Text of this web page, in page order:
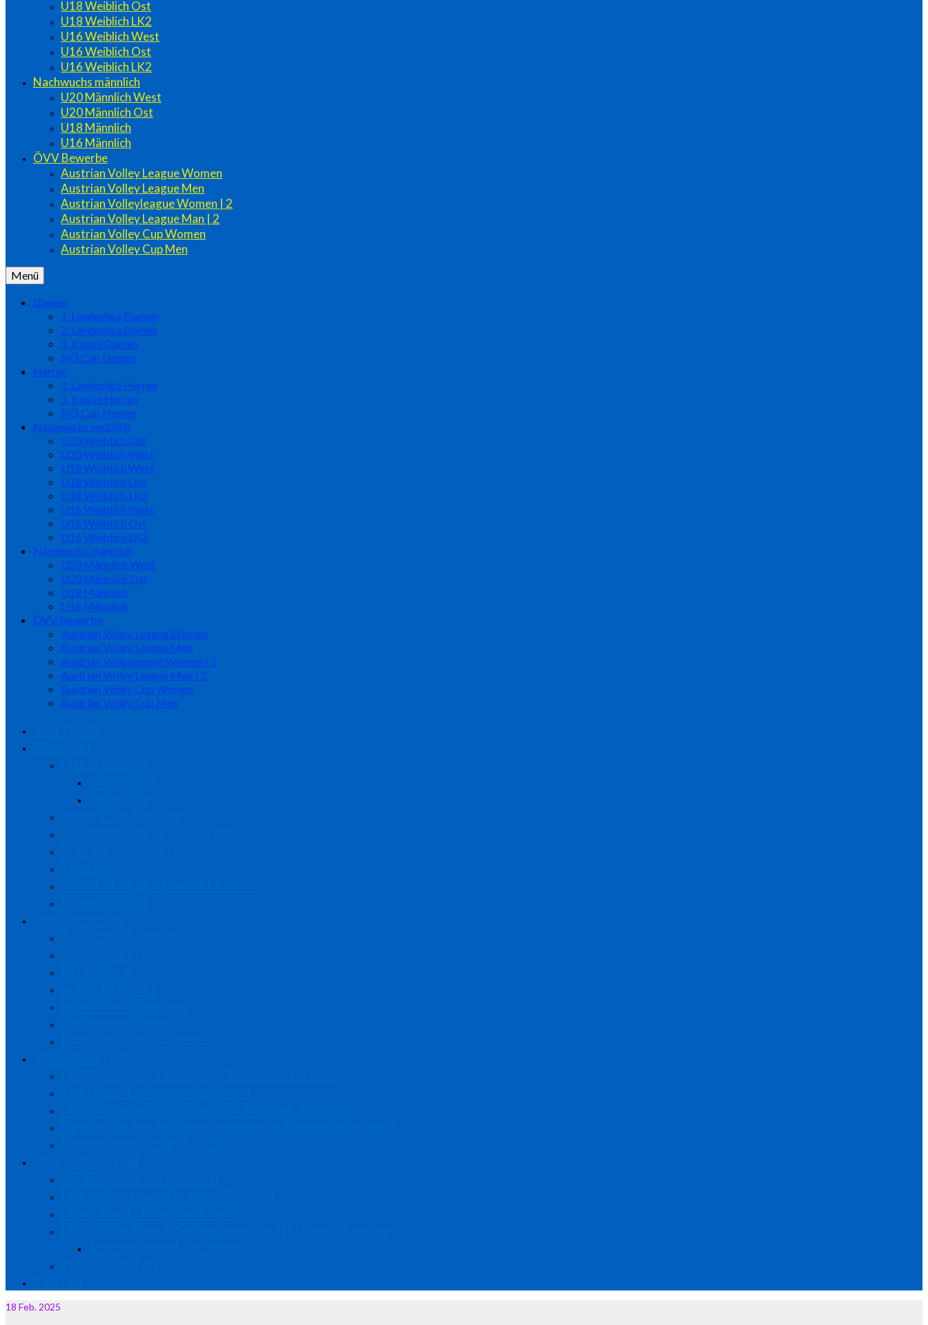
U18 Weiblich Ost
U18 Weiblich LK2
U16 Weiblich West
U16 Weiblich Ost
U16 Weiblich LK2
Nachwuchs männlich
U20 Männlich West
U20 Männlich Ost
U18 Männlich
U16 Männlich
ÖVV Bewerbe
Austrian Volley League Women
Austrian Volley League Men
Austrian Volleyleague Women | 2
Austrian Volley League Man | 2
Austrian Volley Cup Women
Austrian Volley Cup Men
Menü
Damen
1. Landesliga Damen
2. Landesliga Damen
1. Klasse Damen
NÖ Cup Damen
Herren
1. Landesliga Herren
1. Klasse Herren
NÖ Cup Herren
Nachwuchs weiblich
U20 Weiblich Ost
U20 Weiblich West
U18 Weiblich West
U18 Weiblich Ost
U18 Weiblich LK2
U16 Weiblich West
U16 Weiblich Ost
U16 Weiblich LK2
Nachwuchs männlich
U20 Männlich West
U20 Männlich Ost
U18 Männlich
U16 Männlich
ÖVV Bewerbe
Austrian Volley League Women
Austrian Volley League Men
Austrian Volleyleague Women | 2
Austrian Volley League Man | 2
Austrian Volley Cup Women
Austrian Volley Cup Men
18 Feb. 2025